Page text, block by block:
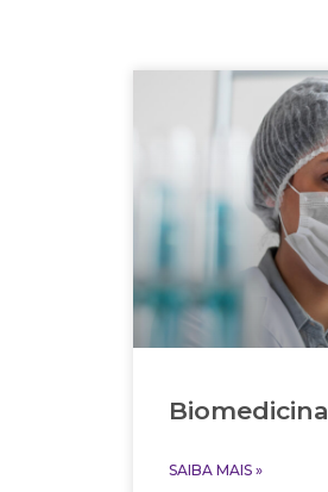
Biomedicina
SAIBA MAIS »